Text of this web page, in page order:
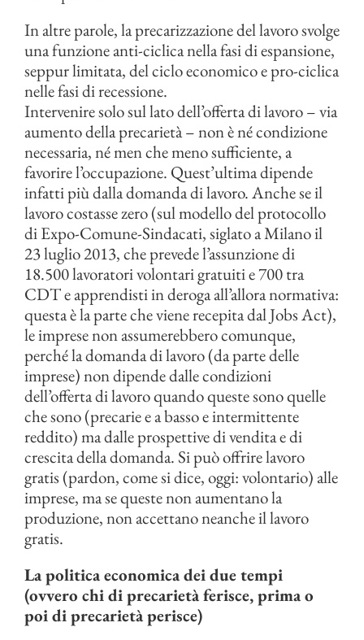
In altre parole, la precarizzazione del lavoro svolge
una funzione anti-ciclica nella fasi di espansione,
seppur limitata, del ciclo economico e pro-ciclica
nelle fasi di recessione.
Intervenire solo sul lato dell’offerta di lavoro – via
aumento della precarietà – non è né condizione
necessaria, né men che meno sufficiente, a
favorire l’occupazione. Quest’ultima dipende
infatti più dalla domanda di lavoro. Anche se il
lavoro costasse zero (sul modello del protocollo
di Expo-Comune-Sindacati, siglato a Milano il
23 luglio 2013, che prevede l’assunzione di
18.500 lavoratori volontari gratuiti e 700 tra
CDT e apprendisti in deroga all’allora normativa:
questa è la parte che viene recepita dal Jobs Act),
le imprese non assumerebbero comunque,
perché la domanda di lavoro (da parte delle
imprese) non dipende dalle condizioni
dell’offerta di lavoro quando queste sono quelle
che sono (precarie e a basso e intermittente
reddito) ma dalle prospettive di vendita e di
crescita della domanda. Si può offrire lavoro
gratis (pardon, come si dice, oggi: volontario) alle
imprese, ma se queste non aumentano la
produzione, non accettano neanche il lavoro
gratis.
La politica economica dei due tempi
(ovvero chi di precarietà ferisce, prima o
poi di precarietà perisce)